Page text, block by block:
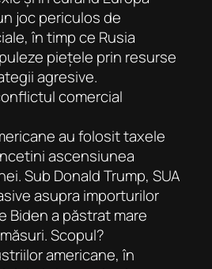
joc periculos de
în timp ce Rusia
piețele prin resurse
agresive.
comercial
au folosit taxele
ascensiunea
Sub Donald Trump, SUA
asupra importurilor
Biden a păstrat mare
Scopul?
americane, în